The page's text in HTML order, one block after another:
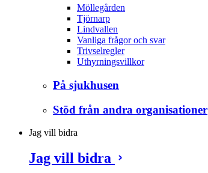
Möllegården
Tjörnarp
Lindvallen
Vanliga frågor och svar
Trivselregler
Uthyrningsvillkor
På sjukhusen
Stöd från andra organisationer
Jag vill bidra
Jag vill bidra